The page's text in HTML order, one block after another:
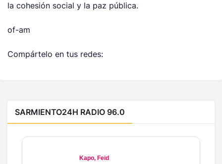
la cohesión social y la paz pública.
of-am
Compártelo en tus redes:
SARMIENTO24H RADIO 96.0
Kapo, Feid